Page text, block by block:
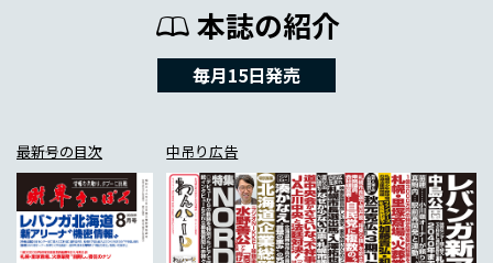
本誌の紹介
毎月15日発売
最新号の目次 中吊り広告